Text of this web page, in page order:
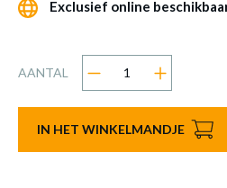
Exclusief online
AANTAL
IN HET WINKELMANDJE